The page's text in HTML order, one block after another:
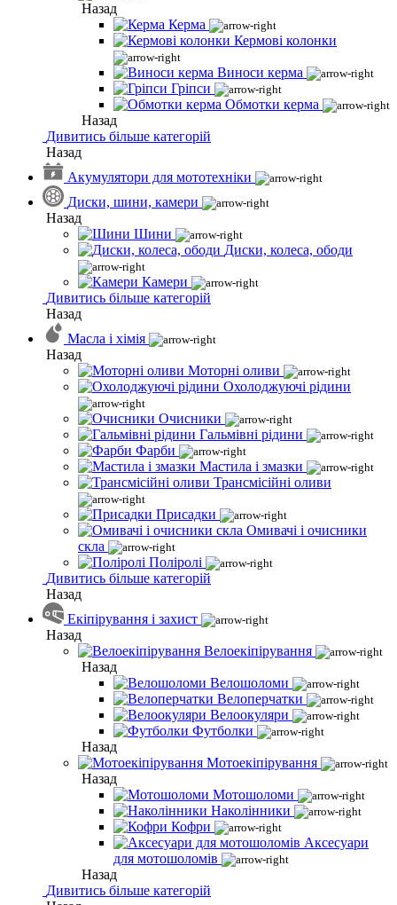
Назад
Керма
Кермові колонки
Виноси керма
Гріпси
Обмотки керма
Назад
Дивитись більше категорій
Назад
Акумулятори для мототехніки
Диски, шини, камери
Назад
Шини
Диски, колеса, ободи
Камери
Дивитись більше категорій
Назад
Масла і хімія
Назад
Моторні оливи
Охолоджуючі рідини
Очисники
Гальмівні рідини
Фарби
Мастила і змазки
Трансмісійні оливи
Присадки
Омивачі і очисники
скла
Поліролі
Дивитись більше категорій
Назад
Екіпірування і захист
Назад
Велоекіпірування
Назад
Велошоломи
Велоперчатки
Велоокуляри
Футболки
Назад
Мотоекіпірування
Назад
Мотошоломи
Наколінники
Кофри
Аксесуари
для мотошоломів
Назад
Дивитись більше категорій